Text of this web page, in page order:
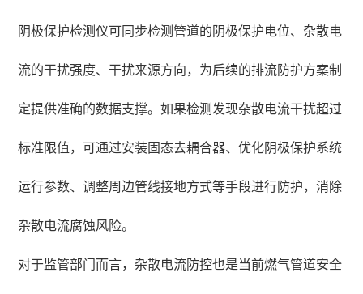
阴极保护检测仪可同步检测管道的阴极保护电位、杂散电
流的干扰强度、干扰来源方向，为后续的排流防护方案制
定提供准确的数据支撑。如果检测发现杂散电流干扰超过
标准限值，可通过安装固态去耦合器、优化阴极保护系统
运行参数、调整周边管线接地方式等手段进行防护，消除
杂散电流腐蚀风险。
对于监管部门而言，杂散电流防控也是当前燃气管道安全